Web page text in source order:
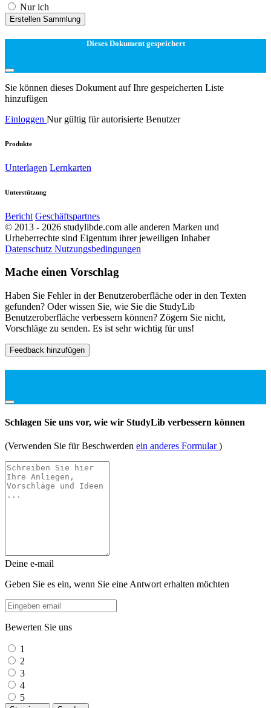
Nur ich
Erstellen Sammlung
Dieses Dokument gespeichert
Sie können dieses Dokument auf Ihre gespeicherten Liste
hinzufügen
Einloggen Nur gültig für autorisierte Benutzer
Produkte
Unterlagen Lernkarten
Unterstützung
Bericht Geschäftspartnes
© 2013 - 2026 studylibde.com alle anderen Marken und
Urheberrechte sind Eigentum ihrer jeweiligen Inhaber
Datenschutz Nutzungsbedingungen
Mache einen Vorschlag
Haben Sie Fehler in der Benutzeroberfläche oder in den Texten
gefunden? Oder wissen Sie, wie Sie die StudyLib
Benutzeroberfläche verbessern können? Zögern Sie nicht,
Vorschläge zu senden. Es ist sehr wichtig für uns!
Feedback hinzufügen
Schlagen Sie uns vor, wie wir StudyLib verbessern können
(Verwenden Sie für Beschwerden ein anderes Formular)
Deine e-mail
Geben Sie es ein, wenn Sie eine Antwort erhalten möchten
Bewerten Sie uns
1
2
3
4
5